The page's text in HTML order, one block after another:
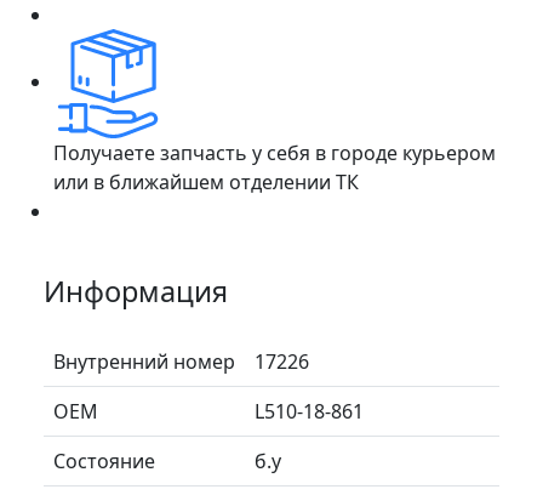
Получаете запчасть у себя в городе курьером
или в ближайшем отделении ТК
Информация
Внутренний номер
17226
ОЕМ
L510-18-861
Состояние
б.у